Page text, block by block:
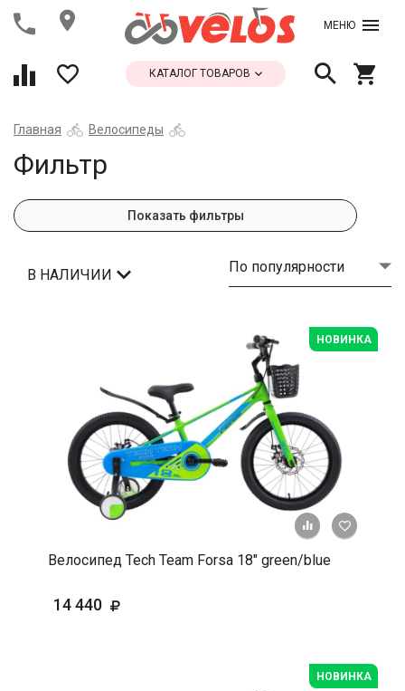
МЕНЮ
КАТАЛОГ ТОВАРОВ
Главная Велосипеды
Фильтр
Показать фильтры
В НАЛИЧИИ По популярности
НОВИНКА
+ К
Велосипед Tech Team Forsa 18" green/blue
14 440
НОВИНКА